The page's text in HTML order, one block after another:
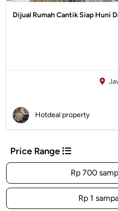
Dijual Rumah Cantik Siap Huni
Hotdeal property
Price Range
Rp 700
Rp 1